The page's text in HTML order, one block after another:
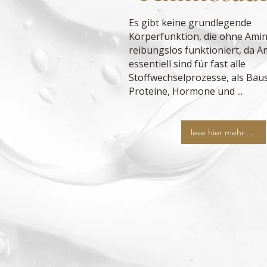
Es gibt keine grundlegende
Körperfunktion, die ohne
reibungslos funktioniert, da
essentiell sind für fast alle
Stoffwechselprozesse, als
Proteine, Hormone und ...
lese hier mehr ...